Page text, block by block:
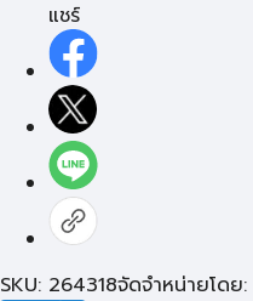
แชร์
SKU: 264318จัดจำหน่ายโดย: